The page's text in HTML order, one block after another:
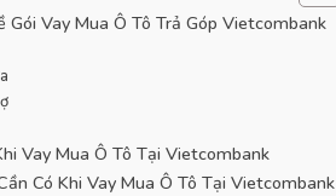
Gói Vay Mua Ô Tô Trả Góp Vietcombank
Vay Mua Ô Tô Tại Vietcombank
Có Khi Vay Mua Ô Tô Tại Vietcombank